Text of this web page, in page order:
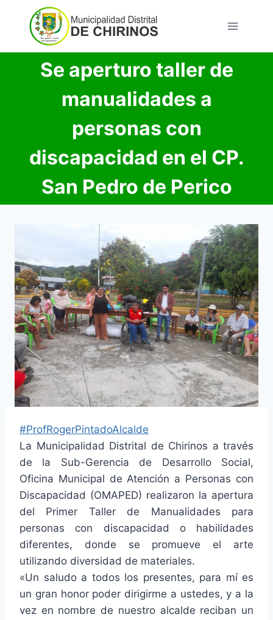
contenido
Se aperturo taller de
manualidades a
personas con
discapacidad en el CP.
San Pedro de Perico
#ProfRogerPintadoAlcalde
La Municipalidad Distrital de Chirinos a través
de la Sub-Gerencia de Desarrollo Social,
Oficina Municipal de Atención a Personas con
Discapacidad (OMAPED) realizaron la apertura
del Primer Taller de Manualidades para
personas con discapacidad o habilidades
diferentes, donde se promueve el arte
utilizando diversidad de materiales.
«Un saludo a todos los presentes, para mí es
un gran honor poder dirigirme a ustedes, y a la
vez en nombre de nuestro alcalde reciban un